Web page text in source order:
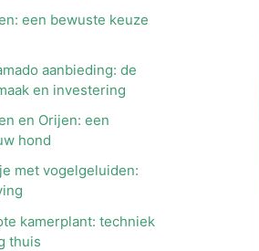
een bewuste keuze
aanbieding: de
en investering
en Orijen: een
hond
met vogelgeluiden:
kamerplant: techniek
thuis